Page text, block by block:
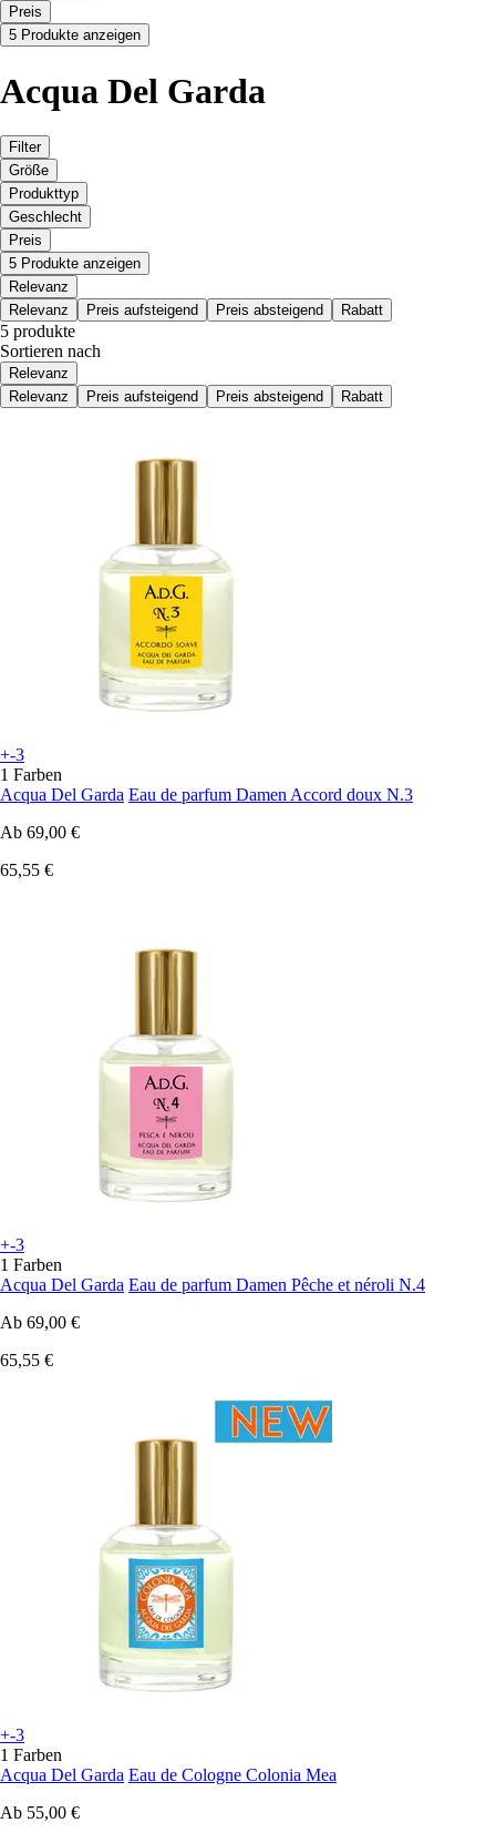
Preis
5 Produkte anzeigen
Acqua Del Garda
Filter
Größe
Produkttyp
Geschlecht
Preis
5 Produkte anzeigen
Relevanz
Relevanz
Preis aufsteigend Preis absteigend Rabatt
5 produkte
Sortieren nach
Relevanz
Relevanz
Preis aufsteigend Preis absteigend Rabatt
+-3
1 Farben
Acqua Del Garda Eau de parfum Damen Accord doux N.3
Ab 69,00 €
65,55 €
+-3
1 Farben
Acqua Del Garda Eau de parfum Damen Pêche et néroli N.4
Ab 69,00 €
65,55 €
+-3
1 Farben
Acqua Del Garda Eau de Cologne Colonia Mea
Ab 55,00 €